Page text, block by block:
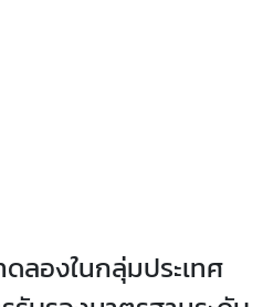
ลองในกลุ่มประเทศ